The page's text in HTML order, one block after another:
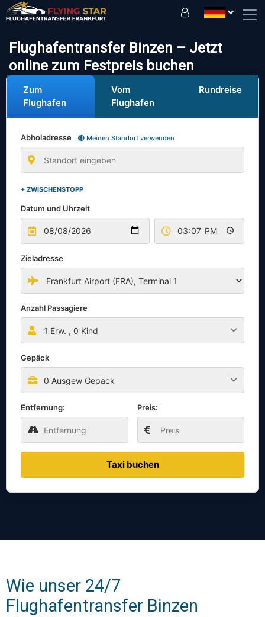
Flughafentransfer Binzen – Jetzt
online zum Festpreis buchen
Zum
Flughafen
Vom
Flughafen
Rundreise
Abholadresse Meinen Standort verwenden
+ ZWISCHENSTOPP
Datum und Uhrzeit
Zieladresse
Anzahl Passagiere
1 Erw. , 0 Kind
Gepäck
0 Ausgew Gepäck
Entfernung: Preis:
Taxi buchen
Wie unser 24/7
Flughafentransfer Binzen